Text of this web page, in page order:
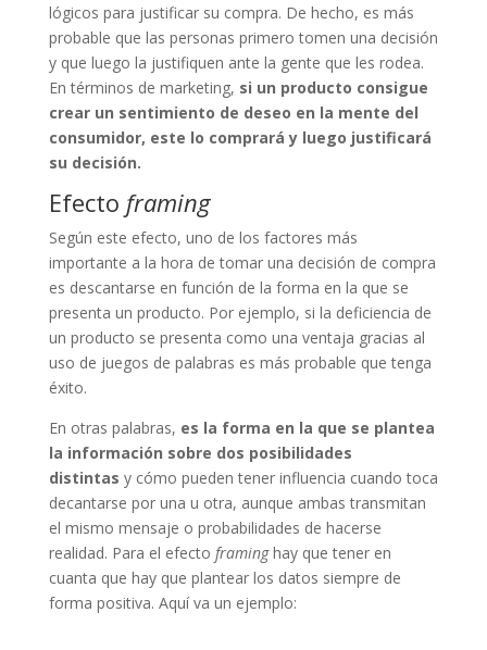
lógicos para justificar su compra. De hecho, es más
probable que las personas primero tomen una decisión
y que luego la justifiquen ante la gente que les rodea.
En términos de marketing, si un producto consigue
crear un sentimiento de deseo en la mente del
consumidor, este lo comprará y luego justificará
su decisión.
Efecto framing
Según este efecto, uno de los factores más
importante a la hora de tomar una decisión de compra
es descantarse en función de la forma en la que se
presenta un producto. Por ejemplo, si la deficiencia de
un producto se presenta como una ventaja gracias al
uso de juegos de palabras es más probable que tenga
éxito.
En otras palabras, es la forma en la que se plantea
la información sobre dos posibilidades
distintas y cómo pueden tener influencia cuando toca
decantarse por una u otra, aunque ambas transmitan
el mismo mensaje o probabilidades de hacerse
realidad. Para el efecto framinghay que tener en
cuanta que hay que plantear los datos siempre de
forma positiva. Aquí va un ejemplo: